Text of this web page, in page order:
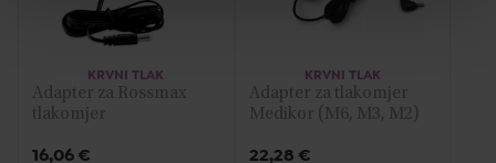
KRVNI TLAK
Adapter za Rossmax
tlakomjer
16,06 €
KRVNI TLAK
Adapter za tlakomjer
Medikor (M6, M3, M2)
22,28 €